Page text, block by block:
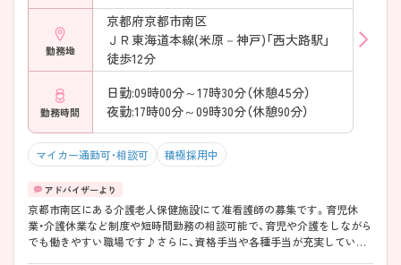
勤務地
京都府京都市南区
ＪＲ東海道本線(米原－神戸)「西大路駅」
徒歩12分
勤務時間
日勤:09時00分～17時30分（休憩45分）
夜勤:17時00分～09時30分（休憩90分）
マイカー通勤可・相談可 積極採用中
京都市南区にある介護老人保健施設にて准看護師の募集です。育児休
業・介護休業など制度や短時間勤務の相談可能で、育児や介護をしながら
でも働きやすい職場です♪さらに、資格手当や各種手当が充実している